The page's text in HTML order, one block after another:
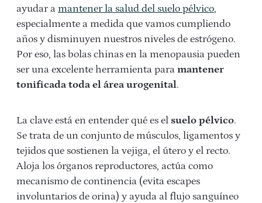
ayudar a mantener la salud del suelo pélvico,
especialmente a medida que vamos cumpliendo
años y disminuyen nuestros niveles de estrógeno.
Por eso, las bolas chinas en la menopausia pueden
ser una excelente herramienta para mantener
tonificada toda el área urogenital.
La clave está en entender qué es el suelo pélvico.
Se trata de un conjunto de músculos, ligamentos y
tejidos que sostienen la vejiga, el útero y el recto.
Aloja los órganos reproductores, actúa como
mecanismo de continencia (evita escapes
involuntarios de orina) y ayuda al flujo sanguíneo